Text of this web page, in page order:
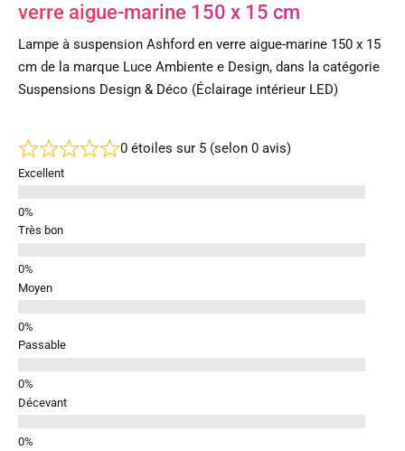
verre aigue-marine 150 x 15 cm
Lampe à suspension Ashford en verre aigue-marine 150 x 15
cm de la marque Luce Ambiente e Design, dans la catégorie
Suspensions Design & Déco (Éclairage intérieur LED)
0 étoiles sur 5 (selon 0 avis)
Excellent
Très bon
Moyen
Passable
Décevant